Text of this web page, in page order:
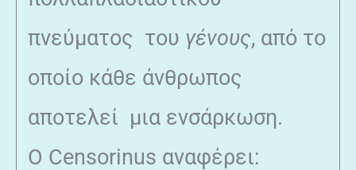
πνεύματος του γένους, από το
οποίο κάθε άνθρωπος
αποτελεί μια ενσάρκωση.
Ο Censorinus αναφέρει: